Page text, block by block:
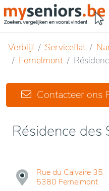
Verblijf Serviceflat
Fernelmont
Résidence des
Rue du Calvaire 35
5380 Fernelmont
Contacteer ons